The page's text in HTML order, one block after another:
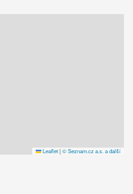
Leaflet | © Seznam.cz a.s. a další